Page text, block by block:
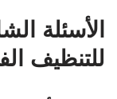
الأسئلة
للتنظيف